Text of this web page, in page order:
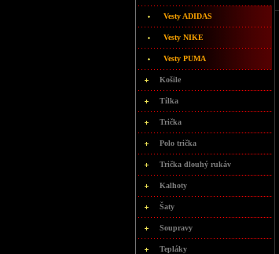
Vesty ADIDAS
Vesty NIKE
Vesty PUMA
Košile
Tílka
Trička
Polo trička
Trička dlouhý rukáv
Kalhoty
Šaty
Soupravy
Tepláky